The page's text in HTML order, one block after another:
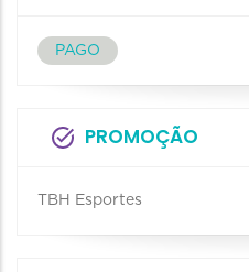
PAGO
PROMOÇÃO
TBH Esportes